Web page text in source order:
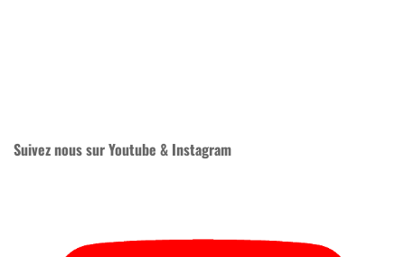
Suivez nous sur Youtube & Instagram